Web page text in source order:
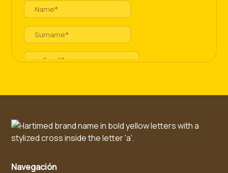
Nombre del banco: «Swedbank» AS
Navegación